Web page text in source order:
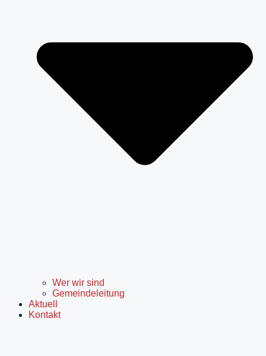
Wer wir sind
Gemeindeleitung
Aktuell
Kontakt